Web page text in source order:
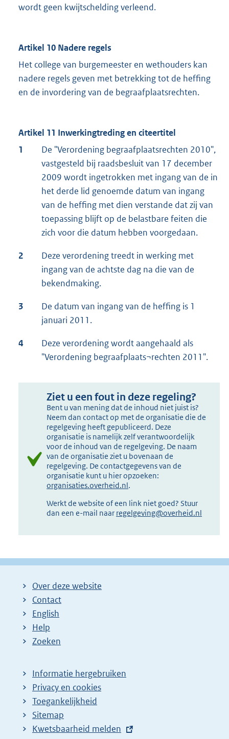
wordt geen kwijtschelding verleend.
Artikel 10 Nadere regels
Het college van burgemeester en wethouders kan
nadere regels geven met betrekking tot de heffing
en de invordering van de begraafplaatsrechten.
Artikel 11 Inwerkingtreding en citeertitel
1
De "Verordening begraafplaatsrechten 2010",
vastgesteld bij raadsbesluit van 17 december
2009 wordt ingetrokken met ingang van de in
het derde lid genoemde datum van ingang
van de heffing met dien verstande dat zij van
toepassing blijft op de belastbare feiten die
zich voor die datum hebben voorgedaan.
2
Deze verordening treedt in werking met
ingang van de achtste dag na die van de
bekendmaking.
3
De datum van ingang van de heffing is 1
januari 2011.
4
Deze verordening wordt aangehaald als
"Verordening begraafplaats¬rechten 2011".
Ziet u een fout in deze regeling?
Bent u van mening dat de inhoud niet juist is?
Neem dan contact op met de organisatie die de
regelgeving heeft gepubliceerd. Deze
organisatie is namelijk zelf verantwoordelijk
voor de inhoud van de regelgeving. De naam
van de organisatie ziet u bovenaan de
regelgeving. De contactgegevens van de
organisatie kunt u hier opzoeken:
organisaties.overheid.nl.
Werkt de website of een link niet goed? Stuur
dan een e-mail naar regelgeving@overheid.nl
Over deze website
Contact
English
Help
Zoeken
Informatie hergebruiken
Privacy en cookies
Toegankelijkheid
Sitemap
E
Kwetsbaarheid melden